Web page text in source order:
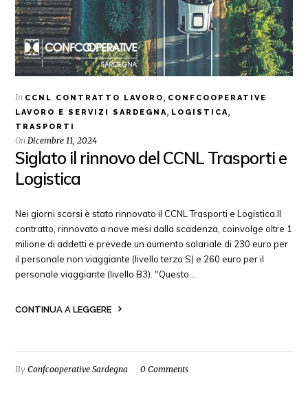
In CCNL CONTRATTO LAVORO, CONFCOOPERATIVE
LAVORO E SERVIZI SARDEGNA, LOGISTICA,
TRASPORTI
On Dicembre 11, 2024
Siglato il rinnovo del CCNL Trasporti e
Logistica
Nei giorni scorsi è stato rinnovato il CCNL Trasporti e Logistica.Il
contratto, rinnovato a nove mesi dalla scadenza, coinvolge oltre 1
milione di addetti e prevede un aumento salariale di 230 euro per
il personale non viaggiante (livello terzo S) e 260 euro per il
personale viaggiante (livello B3). "Questo…
CONTINUA A LEGGERE
ByConfcooperative Sardegna 0 Comments